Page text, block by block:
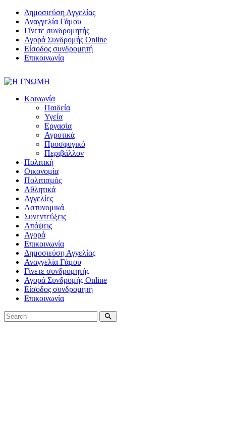
Δημοσιεύση Αγγελίας
Αναγγελία Γάμου
Γίνετε συνδρομητής
Αγορά Συνδρομής Online
Είσοδος συνδρομητή
Επικοινωνία
Κοινωνία
Παιδεία
Υγεία
Εργασία
Αγροτικά
Προσφυγικό
Περιβάλλον
Πολιτική
Οικονομία
Πολιτισμός
Αθλητικά
Αγγελίες
Αστυνομικά
Συνεντεύξεις
Απόψεις
Αγορά
Επικοινωνία
Δημοσιεύση Αγγελίας
Αναγγελία Γάμου
Γίνετε συνδρομητής
Αγορά Συνδρομής Online
Είσοδος συνδρομητή
Επικοινωνία